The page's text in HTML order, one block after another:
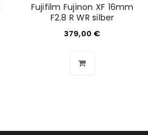
Fujifilm Fujinon XF 16mm
F2.8 R WR silber
379,00 €